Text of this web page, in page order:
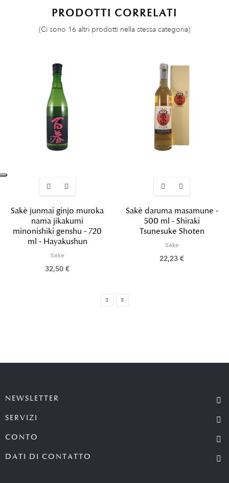
PRODOTTI CORRELATI
(Ci sono 16 altri prodotti nella stessa categoria)
Sakè junmai ginjo muroka
nama jikakumi
minonishiki genshu - 720
ml - Hayakushun
Sake
32,50 €
Sakè daruma masamune -
500 ml - Shiraki
Tsunesuke Shoten
Sake
22,23 €
NEWSLETTER
SERVIZI
CONTO
DATI DI CONTATTO